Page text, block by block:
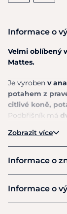
Informace o
Velmi oblíbený
Mattes.
Je vyroben v
potahem z
citlivé koně,
Podbřišník má
vybaveny
pro kulaté
košem nebo s
Naobjednávkuv
variantách dle
Zobrazit více
Informace o
Mattes
Informace o